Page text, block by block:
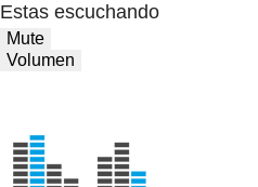
Estas escuchando
Mute
Volumen